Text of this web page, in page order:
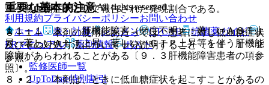
重要な基本的注意
８．１． 本剤の使用にあたっては、患者に対し低血糖症状
及びその対処方法について十分説明すること〔１１．１．２
参照〕。
８．２． 本剤は、ときに低血糖症状を起こすことがあるの
＊：低血糖症状として報告された発現割合である。
１１．１．３． 肝機能障害（頻度不明）：著しいＡＳＴ上
昇、著しいＡＬＴ上昇、著しいγ−ＧＴＰ上昇等を伴う肝機能
障害があらわれることがある〔９．３肝機能障害患者の項参
照〕。
© 2021 HOKUTO Inc. All rights reserved.
利用規約プライバシーポリシーお問い合わせ
ホーム
表・計算 レジメン CTCAE
抗菌薬ガイド
ERマニュアル
薬剤情報 ポスト
監修医師一覧
UpToDate特別割引